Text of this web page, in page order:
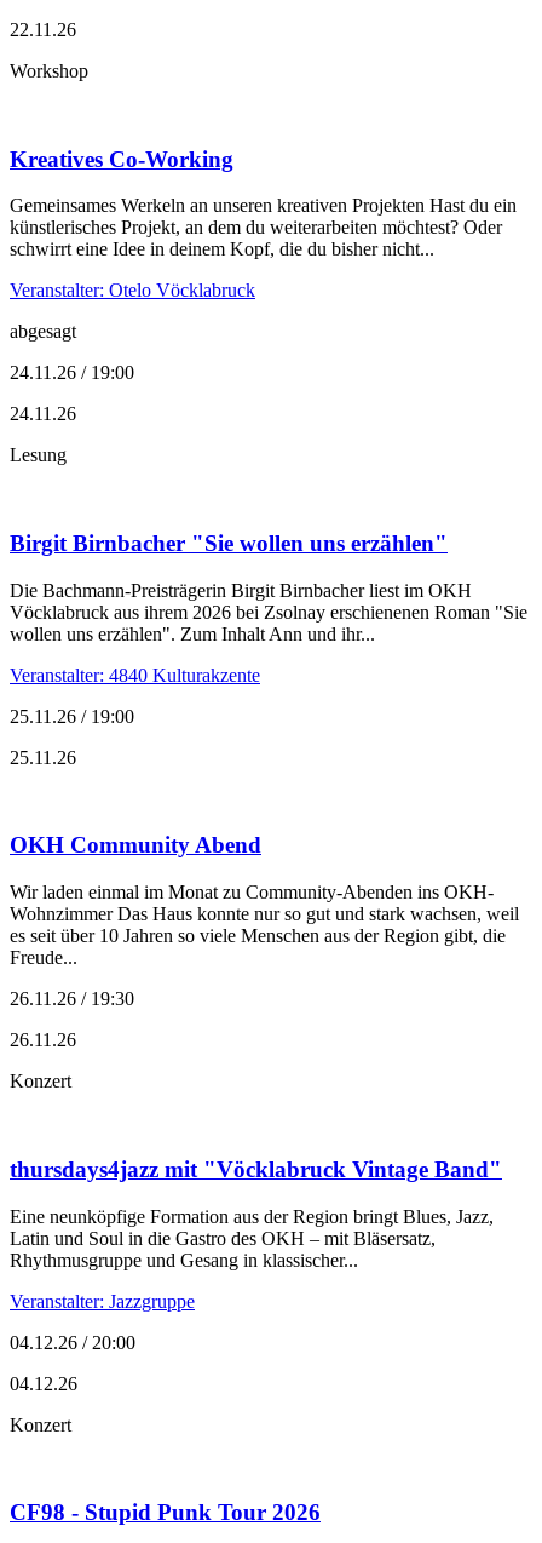
22.11.26
Workshop
Kreatives Co-Working
Gemeinsames Werkeln an unseren kreativen Projekten Hast du ein
künstlerisches Projekt, an dem du weiterarbeiten möchtest? Oder
schwirrt eine Idee in deinem Kopf, die du bisher nicht...
Veranstalter: Otelo Vöcklabruck
abgesagt
24.11.26 / 19:00
24.11.26
Lesung
Birgit Birnbacher "Sie wollen uns erzählen"
Die Bachmann-Preisträgerin Birgit Birnbacher liest im OKH
Vöcklabruck aus ihrem 2026 bei Zsolnay erschienenen Roman "Sie
wollen uns erzählen". Zum Inhalt Ann und ihr...
Veranstalter: 4840 Kulturakzente
25.11.26 / 19:00
25.11.26
OKH Community Abend
Wir laden einmal im Monat zu Community-Abenden ins OKH-
Wohnzimmer Das Haus konnte nur so gut und stark wachsen, weil
es seit über 10 Jahren so viele Menschen aus der Region gibt, die
Freude...
26.11.26 / 19:30
26.11.26
Konzert
thursdays4jazz mit "Vöcklabruck Vintage Band"
Eine neunköpfige Formation aus der Region bringt Blues, Jazz,
Latin und Soul in die Gastro des OKH – mit Bläsersatz,
Rhythmusgruppe und Gesang in klassischer...
Veranstalter: Jazzgruppe
04.12.26 / 20:00
04.12.26
Konzert
CF98 - Stupid Punk Tour 2026